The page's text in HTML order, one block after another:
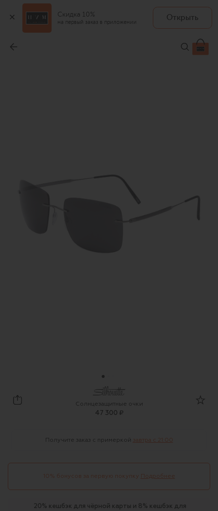
Скидка 10%
на первый заказ в приложении
Открыть
47 300 ₽
Silhouette
Солнцезащитные очки
47 300 ₽
Получите заказ с примеркой завтра c 21:00
10% бонусов за первую покупку Подробнее
20% кешбэк для чёрной карты и 8% кешбэк для